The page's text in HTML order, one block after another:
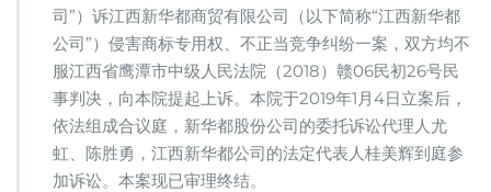
司”）诉江西新华都商贸有限公司（以下简称“江西新华都
公司”）侵害商标专用权、不正当竞争纠纷一案，双方均不
服江西省鹰潭市中级人民法院（2018）赣06民初26号民
事判决，向本院提起上诉。本院于2019年1月4日立案后，
依法组成合议庭，新华都股份公司的委托诉讼代理人尤
虹、陈胜勇，江西新华都公司的法定代表人桂美辉到庭参
加诉讼。本案现已审理终结。